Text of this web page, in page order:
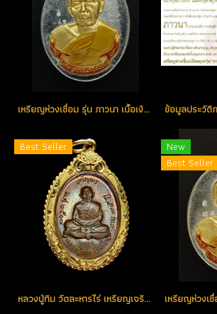
เหรียญห่วงเชื่อม รุ่น ภาวนา เนื้อเงินหน้ากากทอง ลงยาสีแดงจีวรเหลือง หมายเลข 41 (โทรถาม)
Best Seller
หลวงปู่ทิม วัดละหารไร่ เหรียญเจริญพรบน กรรมการ ตัว ท.โค้ดพิเศษ สวยแชมป์ (ขายแล้ว)
New
Best Seller